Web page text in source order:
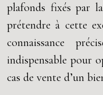
plafonds fixés par
prétendre à cette
connaissance
indispensable pour
cas de vente d’un